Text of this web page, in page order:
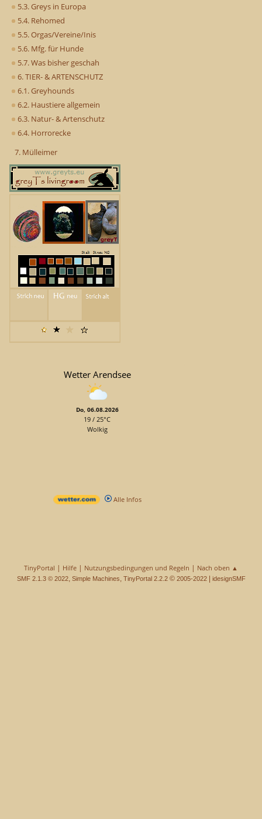
5.3. Greys in Europa
5.4. Rehomed
5.5. Orgas/Vereine/Inis
5.6. Mfg. für Hunde
5.7. Was bisher geschah
6. TIER- & ARTENSCHUTZ
6.1. Greyhounds
6.2. Haustiere allgemein
6.3. Natur- & Artenschutz
6.4. Horrorecke
7. Mülleimer
Wetter Arendsee
Do, 06.08.2026
19 / 25°C
Wolkig
Alle Infos
TinyPortal | Hilfe | Nutzungsbedingungen und Regeln | Nach oben ▲
SMF 2.1.3 © 2022, Simple Machines, TinyPortal 2.2.2© 2005-2022| idesignSMF